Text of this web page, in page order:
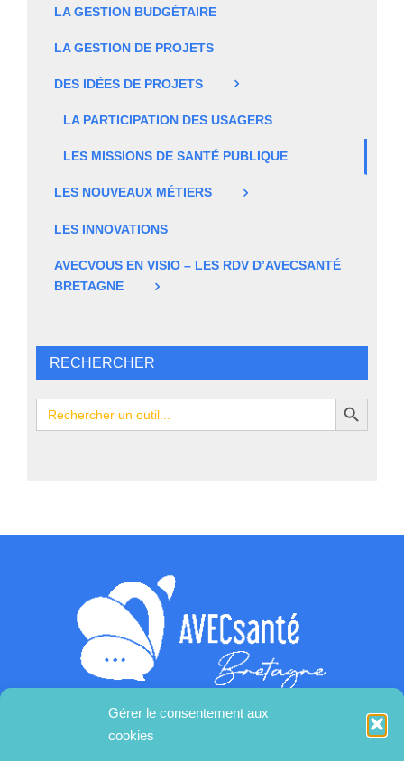
Gérer le consentement aux
cookies
LA GESTION BUDGÉTAIRE
LA GESTION DE PROJETS
DES IDÉES DE PROJETS
LA PARTICIPATION DES USAGERS
LES MISSIONS DE SANTÉ PUBLIQUE
LES NOUVEAUX MÉTIERS
LES INNOVATIONS
AVECVOUS EN VISIO – LES RDV D’AVECSANTÉ
BRETAGNE
RECHERCHER
Search
for:
Search Button